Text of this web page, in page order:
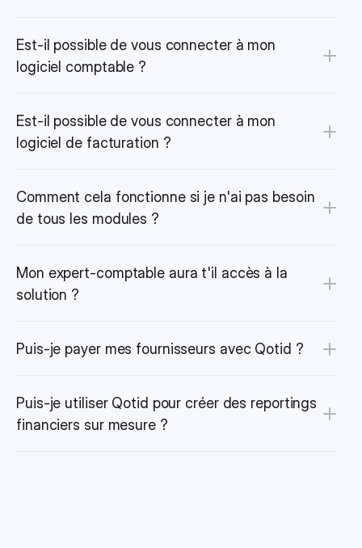
Est-il possible de vous connecter à mon
logiciel comptable ?
Est-il possible de vous connecter à mon
logiciel de facturation ?
Comment cela fonctionne si je n'ai pas besoin
de tous les modules ?
Mon expert-comptable aura t'il accès à la
solution ?
Puis-je payer mes fournisseurs avec Qotid ?
Puis-je utiliser Qotid pour créer des reportings
financiers sur mesure ?